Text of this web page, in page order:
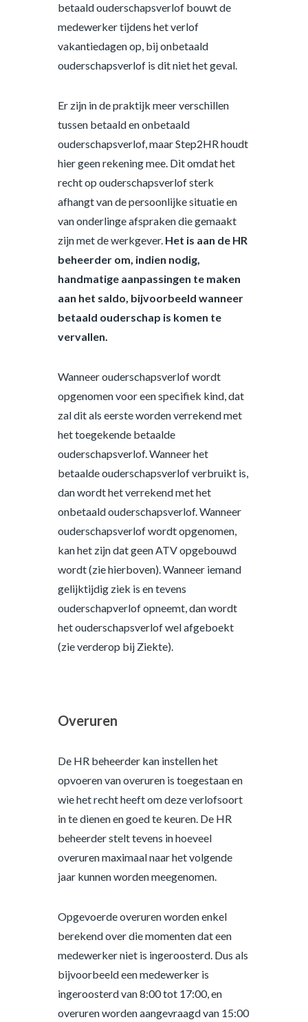
betaald ouderschapsverlof bouwt de
medewerker tijdens het verlof
vakantiedagen op, bij onbetaald
ouderschapsverlof is dit niet het geval.
Er zijn in de praktijk meer verschillen
tussen betaald en onbetaald
ouderschapsverlof, maar Step2HR houdt
hier geen rekening mee. Dit omdat het
recht op ouderschapsverlof sterk
afhangt van de persoonlijke situatie en
van onderlinge afspraken die gemaakt
zijn met de werkgever. Het is aan de HR
beheerder om, indien nodig,
handmatige aanpassingen te maken
aan het saldo, bijvoorbeeld wanneer
betaald ouderschap is komen te
vervallen.
Wanneer ouderschapsverlof wordt
opgenomen voor een specifiek kind, dat
zal dit als eerste worden verrekend met
het toegekende betaalde
ouderschapsverlof. Wanneer het
betaalde ouderschapsverlof verbruikt is,
dan wordt het verrekend met het
onbetaald ouderschapsverlof. Wanneer
ouderschapsverlof wordt opgenomen,
kan het zijn dat geen ATV opgebouwd
wordt (zie hierboven). Wanneer iemand
gelijktijdig ziek is en tevens
ouderschapverlof opneemt, dan wordt
het ouderschapsverlof wel afgeboekt
(zie verderop bij Ziekte).
Overuren
De HR beheerder kan instellen het
opvoeren van overuren is toegestaan en
wie het recht heeft om deze verlofsoort
in te dienen en goed te keuren. De HR
beheerder stelt tevens in hoeveel
overuren maximaal naar het volgende
jaar kunnen worden meegenomen.
Opgevoerde overuren worden enkel
berekend over die momenten dat een
medewerker niet is ingeroosterd. Dus als
bijvoorbeeld een medewerker is
ingeroosterd van 8:00 tot 17:00, en
overuren worden aangevraagd van 15:00